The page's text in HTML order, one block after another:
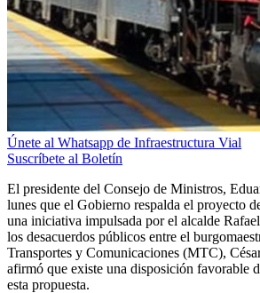
Únete al Whatsapp de Infraestructura Vial
Suscríbete al Boletín
El presidente del Consejo de Ministros,
lunes que el Gobierno respalda el proyecto
una iniciativa impulsada por el alcalde
los desacuerdos públicos entre el
Transportes y Comunicaciones (MTC),
afirmó que existe una disposición favorable
esta propuesta.